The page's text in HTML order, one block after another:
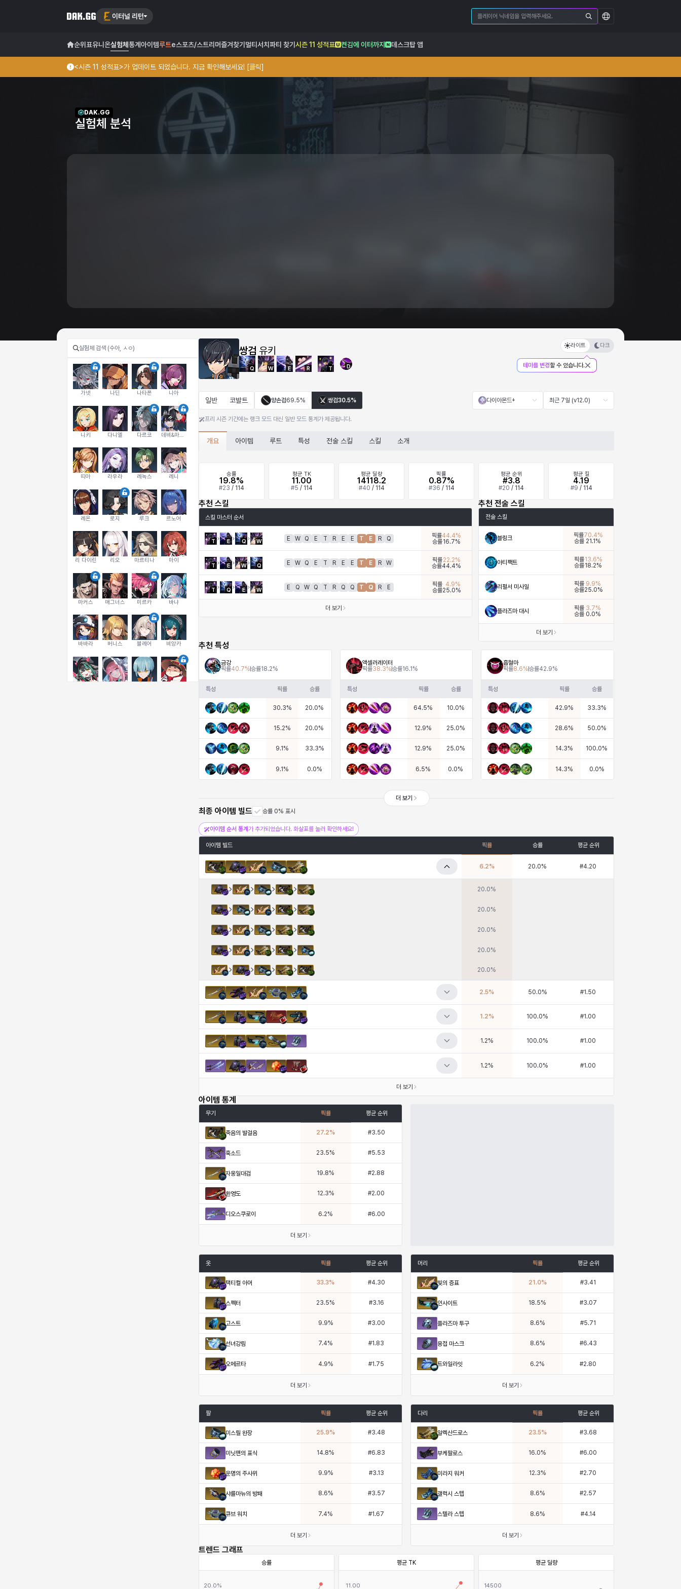
이터널 리턴
순위표유니온실험체 통계 아이템루트e스포츠/스트리머즐겨찾기 멀티서치 파티 찾기 시즌 11 성적표 켠김에 이터까지 데스크탑 앱
<시즌 11 성적표>가 업데이트 되었습니다. 지금 확인해보세요! [클릭]
DAK.GG
실험체 분석
가넷 나딘 나타폰 니아
니키 다니엘 다르코
띠아 라우라 레녹스 레니
레온 로지 루크 르노어
리 다이린 리오 마르티나 마이
마커스 매그너스 미르카 바냐
바바라 버니스 블레어 비앙카
쌍검 유키
Q W E R T D
라이트 다크
테마를 변경할 수 있습니다.
일반 코발트 양손검69.5% 쌍검30.5% 다이아몬드+ 최근 7일 (v12.0)
프리 시즌 기간에는 랭크 모드 대신 일반 모드 통계가 제공됩니다.
개요 아이템 루트 특성 전술 스킬 스킬 소개
승률
19.8%
#23 / 114
평균 TK
11.00
#5 / 114
평균 딜량
14118.2
#40 / 114
픽률
0.87%
#36 / 114
평균 순위
#3.8
#20 / 114
평균 킬
4.19
#9 / 114
추천 스킬
스킬 마스터 순서
T E Q W E W Q E T R E E T E R Q 픽률44.4%
승률16.7%
T E W Q E W Q E T R E E T E R W 픽률22.2%
승률44.4%
T Q E W E Q W Q T R Q Q T Q R E 픽률 4.9%
승률25.0%
더 보기
추천 전술 스킬
전술 스킬
블링크 픽률70.4%
승률 21.1 %
아티팩트 픽률13.6%
승률18.2%
리펄서 미사일 픽률 9.9%
승률25.0%
플라즈마 대시 픽률 3.7%
승률 0.0%
더 보기
추천 특성
금강
픽률40.7%승률18.2%
특성 픽률 승률
30.3% 20.0%
15.2% 20.0%
9.1 % 33.3%
9.1 % 0.0%
액셀러레이터
픽률38.3%승률16.1 %
특성 픽률 승률
64.5% 10.0%
12.9% 25.0%
12.9% 25.0%
6.5% 0.0%
흡혈마
픽률8.6%승률42.9%
특성 픽률 승률
42.9% 33.3%
28.6% 50.0%
14.3% 100.0%
14.3% 0.0%
더 보기
최종 아이템 빌드 승률 0% 표시
아이템 순서 통계 가 추가되었습니다. 화살표를 눌러 확인하세요!
아이템 빌드 픽률 승률 평균 순위
6.2% 20.0% #4.20
20.0%
20.0%
20.0%
20.0%
20.0%
2.5% 50.0% #1.50
1.2% 100.0% #1.00
1.2% 100.0% #1.00
1.2% 100.0% #1.00
더 보기
아이템 통계
무기 픽률 평균 순위
죽음의 발걸음 27.2% #3.50
훅소드 23.5% #5.53
자웅일대검 19.8% #2.88
환영도 12.3% #2.00
디오스쿠로이 6.2% #6.00
더 보기
옷 픽률 평균 순위
택티컬 아머 33.3% #4.30
스펙터 23.5% #3.16
고스트 9.9% #3.00
선녀강림 7.4% #1.83
오메르타 4.9% #1.75
더 보기
머리 픽률 평균 순위
빛의 증표 21.0% #3.41
인사이트 18.5% #3.07
플라즈마 투구 8.6% #5.71
용접 마스크 8.6% #6.43
트와일라잇 6.2% #2.80
더 보기
팔 픽률 평균 순위
미스릴 완장 25.9% #3.48
미닛맨의 표식 14.8% #6.83
운명의 주사위 9.9% #3.13
샤를마뉴의 방패 8.6% #3.57
큐브 워치 7.4% #1.67
더 보기
다리 픽률 평균 순위
알렉산드로스 23.5% #3.68
부케팔로스 16.0% #6.00
미라지 워커 12.3% #2.70
갤럭시 스텝 8.6% #2.57
스텔라 스텝 8.6% #4.14
더 보기
트렌드 그래프
승률 평균 TK 평균 딜량